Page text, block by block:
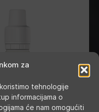
za
tehnologije
informacijama o
će nam omogućiti